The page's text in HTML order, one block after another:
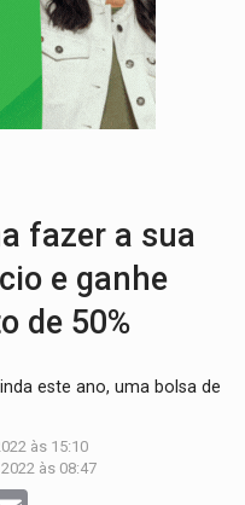
dicas importantes para quem quer
nova espécie de rã em florestas
celular usado? Veja como consultar o
fazer a sua
e ganhe
de 50%
este ano, uma bolsa de
às 15:10
às 08:47